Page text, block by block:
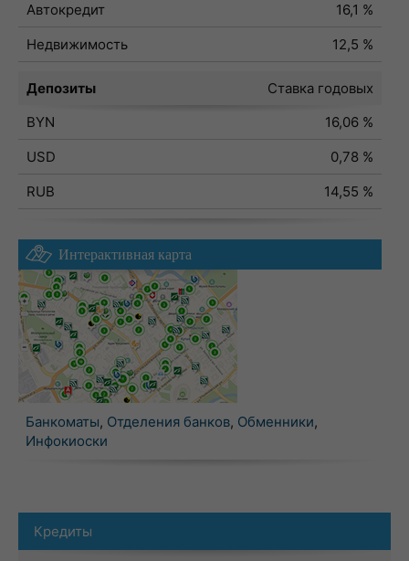
Автокредит
16,1 %
Недвижимость
12,5 %
Депозиты
Ставка годовых
BYN
16,06 %
USD
0,78 %
RUB
14,55 %
Интерактивная карта
Банкоматы, Отделения банков, Обменники,
Инфокиоски
Кредиты